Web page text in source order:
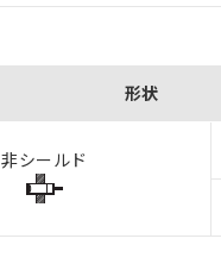
形状
非シールド